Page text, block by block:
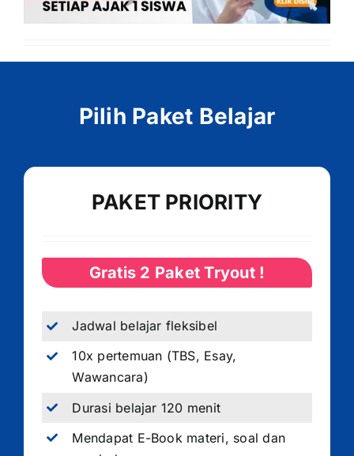
Pilih Paket Belajar
PAKET PRIORITY
Gratis 2 Paket Tryout !
Jadwal belajar fleksibel
10x pertemuan (TBS, Esay,
Wawancara)
Durasi belajar 120 menit
Mendapat E-Book materi, soal dan